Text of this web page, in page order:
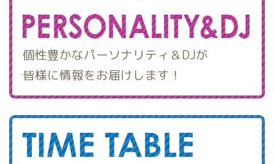
個性豊かなパーソナリティ＆DJが
皆様に情報をお届けします！